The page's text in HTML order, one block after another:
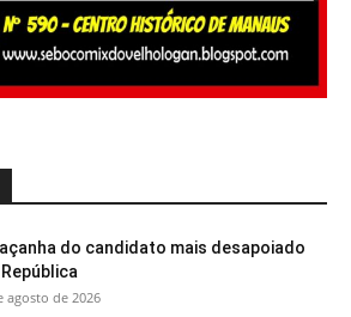
do candidato mais desapoiado
agosto de 2026